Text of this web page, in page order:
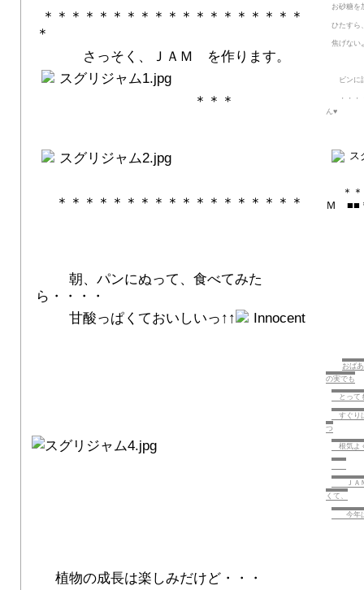
＊＊＊＊＊＊＊＊＊＊＊＊＊＊＊＊＊＊＊
＊
さっそく、ＪＡＭ を作ります。
＊＊＊
お砂糖を
ひたすら
焦げない
ビンに
・・・
ん♥
＊＊＊＊＊＊＊＊＊＊＊＊＊＊＊＊＊＊
＊
Ｍ ■■
朝、パンにぬって、食べてみた
ら・・・・
甘酸っぱくておいしいっ↑↑
おば
の実でも
とって
すぐり
つ
根気よ
ＪＡＭ
くて、
今年は
植物の成長は楽しみだけど・・・